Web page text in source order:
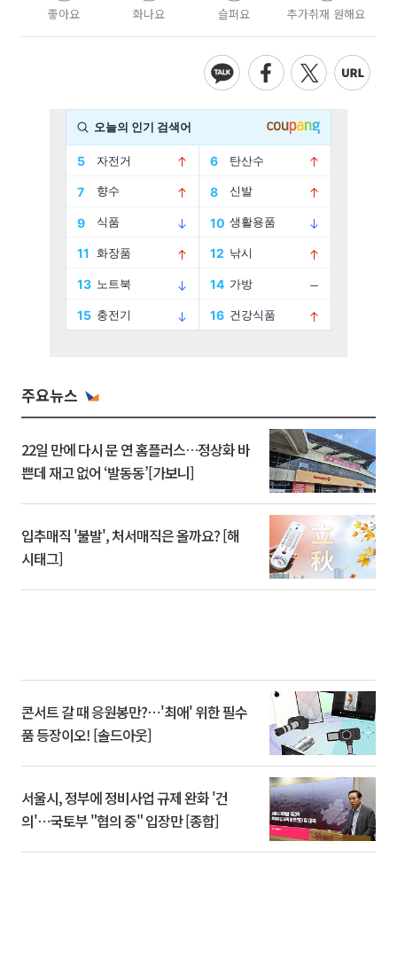
좋아요 화나요 슬퍼요 추가취재 원해요
주요뉴스
22일 만에 다시 문 연 홈플러스…정상화 바
쁜데 재고 없어 ‘발동동’[가보니]
입추매직 '불발', 처서매직은 올까요? [해
시태그]
콘서트 갈 때 응원봉만?⋯'최애' 위한 필수
품 등장이오! [솔드아웃]
서울시, 정부에 정비사업 규제 완화 '건
의'⋯국토부 "협의 중" 입장만 [종합]